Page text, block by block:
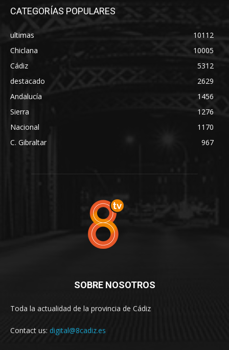
CATEGORÍAS POPULARES
ultimas
10112
Chiclana
10005
Cádiz
5312
destacado
2629
Andalucía
1456
Sierra
1276
Nacional
1170
C. Gibraltar
967
SOBRE NOSOTROS
Toda la actualidad de la provincia de Cádiz
Contact us: digital@8cadiz.es